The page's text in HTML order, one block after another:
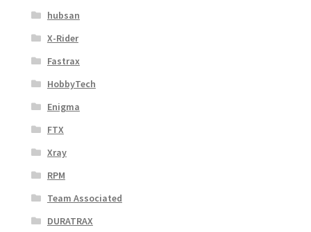
hubsan
X-Rider
Fastrax
HobbyTech
Enigma
FTX
Xray
RPM
Team Associated
DURATRAX